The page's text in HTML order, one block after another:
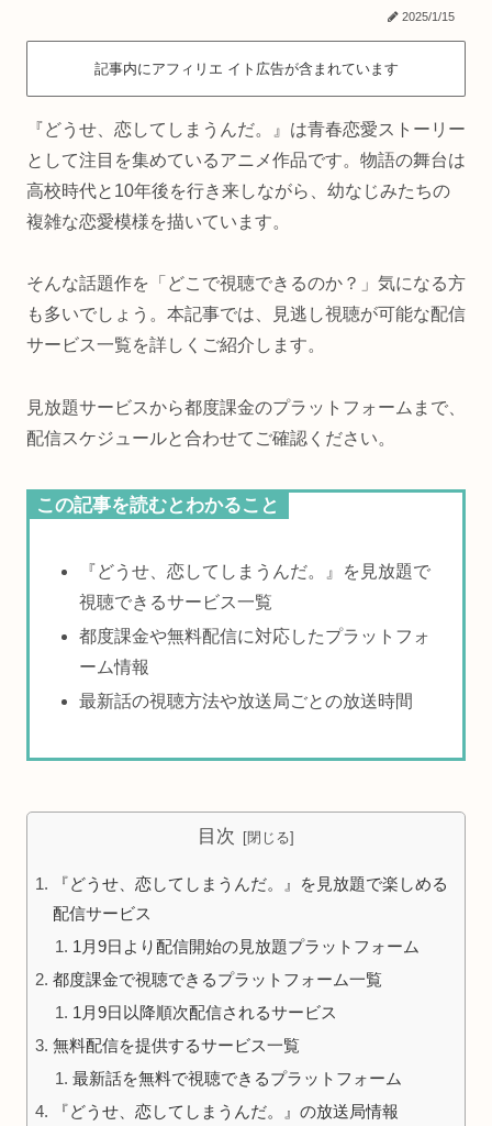
2025/1/15
記事内にアフィリエ イト広告が含まれています
『どうせ、恋してしまうんだ。』は青春恋愛ストーリー
として注目を集めているアニメ作品です。物語の舞台は
高校時代と10年後を行き来しながら、幼なじみたちの
複雑な恋愛模様を描いています。
そんな話題作を「どこで視聴できるのか？」気になる方
も多いでしょう。本記事では、見逃し視聴が可能な配信
サービス一覧を詳しくご紹介します。
見放題サービスから都度課金のプラットフォームまで、
配信スケジュールと合わせてご確認ください。
この記事を読むとわかること
『どうせ、恋してしまうんだ。』を見放題で
視聴できるサービス一覧
都度課金や無料配信に対応したプラットフォ
ーム情報
最新話の視聴方法や放送局ごとの放送時間
目次
『どうせ、恋してしまうんだ。』を見放題で楽しめる
配信サービス
1月9日より配信開始の見放題プラットフォーム
都度課金で視聴できるプラットフォーム一覧
1月9日以降順次配信されるサービス
無料配信を提供するサービス一覧
最新話を無料で視聴できるプラットフォーム
『どうせ、恋してしまうんだ。』の放送局情報